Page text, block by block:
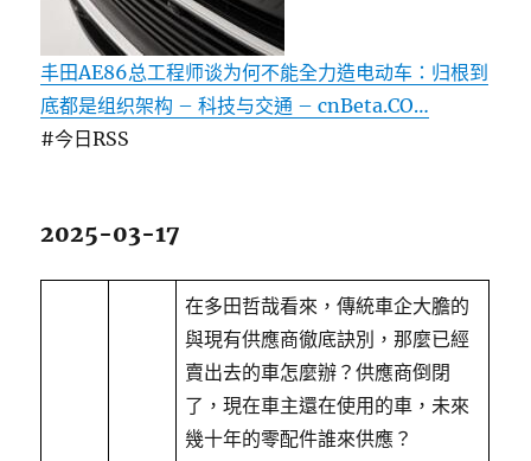
丰田AE86总工程师谈为何不能全力造电动车：归根到
底都是组织架构 – 科技与交通 – cnBeta.CO…
#今日RSS
2025-03-17
在多田哲哉看來，傳統車企大膽的
與現有供應商徹底訣別，那麼已經
賣出去的車怎麼辦？供應商倒閉
了，現在車主還在使用的車，未來
幾十年的零配件誰來供應？